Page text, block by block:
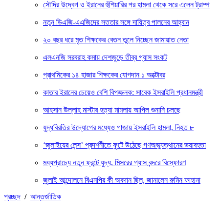
সৌদির উদ্বেগ ও ইরানের হুঁশিয়ারির পর হামলা থেকে সরে এলেন ট্রাম্প
নতুন ডিএজি-এএজিদের সততার সঙ্গে দায়িত্ব পালনের আহ্বান
২০ বছর ধরে মৃত শিক্ষকের বেতন তুলে নিচ্ছেন জামায়াত নেতা
এলএনজি সরবরাহ কমায় দেশজুড়ে তীব্র গ্যাস সংকট
প্রাথমিকের ১৪ হাজার শিক্ষকের যোগদান ১ অক্টোবর
কাতার ইরানের চেয়েও বেশি বিপজ্জনক: সাবেক ইসরাইলি প্রধানমন্ত্রী
আহসান উল্লাহ মাস্টার হত্যা মামলায় আপিল শুনানি চলছে
যুদ্ধবিরতির উদ্যোগের মধ্যেও গাজায় ইসরাইলি হামলা, নিহত ৮
‘জুলাইয়ের লেন্স’ প্রদর্শনীতে ফুটে উঠেছে গণঅভ্যুত্থানের ভয়াবহতা
মধ্যপ্রাচ্যে নতুন ফ্রন্টে যুদ্ধ, মিসরের গ্যাস বন্দরে বিস্ফোরণ
জুলাই আন্দোলনে বিএনপির কী অবদান ছিল, জানালেন রুমিন ফাহানা
প্রচ্ছদ / আন্তর্জাতিক